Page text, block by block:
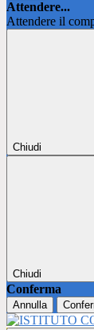
Attendere...
Attendere il
Chiudi
Chiudi
Conferma
Annulla